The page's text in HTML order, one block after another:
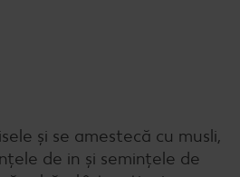
și se amestecă cu musli,
de in și semințele de